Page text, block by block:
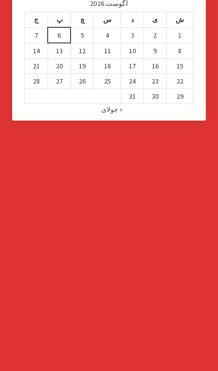
آگوست 2026
ش
ی د س چ پ
ج
1
2
3
4
5
6
7
8
9
10
11
12
13
14
15
16
17
18
19
20
21
22
23
24
25
26
27
28
29
30
31
« جولای